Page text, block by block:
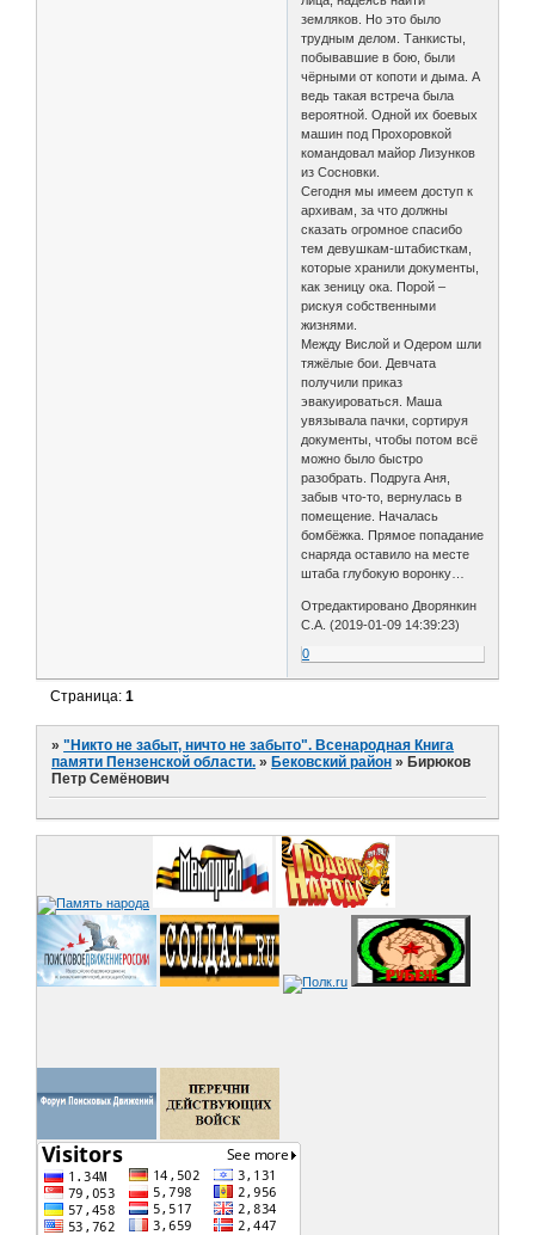
земляков. Но это было
трудным делом. Танкисты,
побывавшие в бою, были
чёрными от копоти и дыма. А
ведь такая встреча была
вероятной. Одной их боевых
машин под Прохоровкой
командовал майор Лизунков
из Сосновки.
Сегодня мы имеем доступ к
архивам, за что должны
сказать огромное спасибо
тем девушкам-штабисткам,
которые хранили документы,
как зеницу ока. Порой –
рискуя собственными
жизнями.
Между Вислой и Одером шли
тяжёлые бои. Девчата
получили приказ
эвакуироваться. Маша
увязывала пачки, сортируя
документы, чтобы потом всё
можно было быстро
разобрать. Подруга Аня,
забыв что-то, вернулась в
помещение. Началась
бомбёжка. Прямое попадание
снаряда оставило на месте
штаба глубокую воронку…
Отредактировано Дворянкин
С.А. (2019-01-09 14:39:23)
0
Страница:1
»"Никто не забыт, ничто не забыто". Всенародная Книга
памяти Пензенской области. » Бековский район » Бирюков
Петр Семёнович